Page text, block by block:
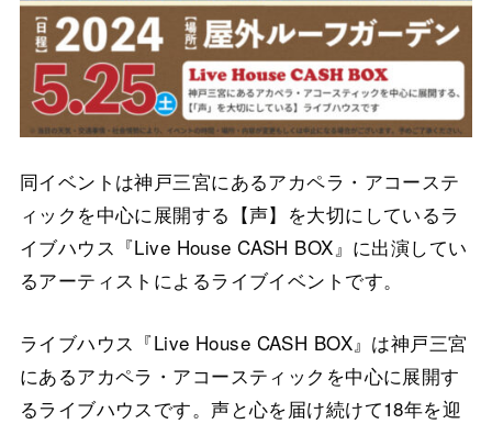
同イベントは神戸三宮にあるアカペラ・アコーステ
ィックを中心に展開する【声】を大切にしているラ
イブハウス『Live House CASH BOX』に出演してい
るアーティストによるライブイベントです。
ライブハウス『Live House CASH BOX』は神戸三宮
にあるアカペラ・アコースティックを中心に展開す
るライブハウスです。声と心を届け続けて18年を迎